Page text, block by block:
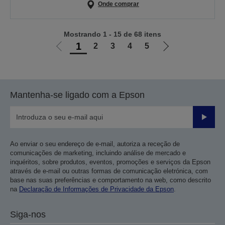
Onde comprar
Ir
anterior
1 2 3 4 5
Ir
Mostrando 1 - 15 de 68 itens
Mantenha-se ligado com a Epson
Enviar
Ao enviar o seu endereço de e-mail, autoriza a receção de
comunicações de marketing, incluindo análise de mercado e
inquéritos, sobre produtos, eventos, promoções e serviços da Epson
através de e-mail ou outras formas de comunicação eletrónica, com
base nas suas preferências e comportamento na web, como descrito
na Declaração de Informações de Privacidade da Epson.
Siga-nos